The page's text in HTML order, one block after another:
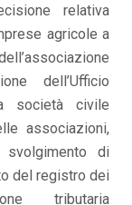
relativa
agricole a
dell’Ufficio
società civile
associazioni,
di
del registro dei
tributaria